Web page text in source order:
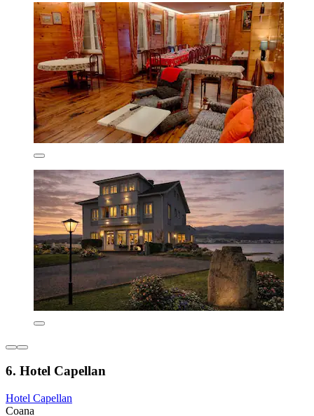
6. Hotel Capellan
Hotel Capellan
Coana